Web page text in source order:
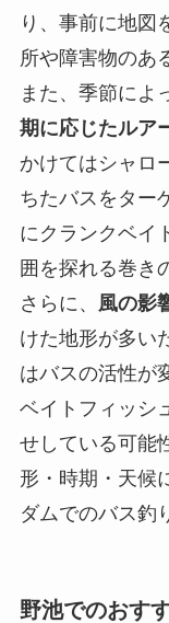
り、事前に地図
所や障害物のあ
また、季節によ
期に応じたルア
かけてはシャロ
ちたバスをター
にクランクベイ
囲を探れる巻き
さらに、
風の影
けた地形が多い
はバスの活性が
ベイトフィッシ
せしている可能
形・時期・天候
ダムでのバス釣
野池でのおす